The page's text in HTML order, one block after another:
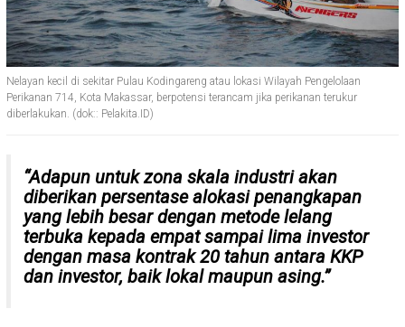
Nelayan kecil di sekitar Pulau Kodingareng atau lokasi Wilayah Pengelolaan
Perikanan 714, Kota Makassar, berpotensi terancam jika perikanan terukur
diberlakukan. (dok:: Pelakita.ID)
“Adapun untuk zona skala industri akan
diberikan persentase alokasi penangkapan
yang lebih besar dengan metode lelang
terbuka kepada empat sampai lima investor
dengan masa kontrak 20 tahun antara KKP
dan investor, baik lokal maupun asing.”